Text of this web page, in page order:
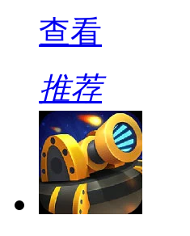
查看
推荐